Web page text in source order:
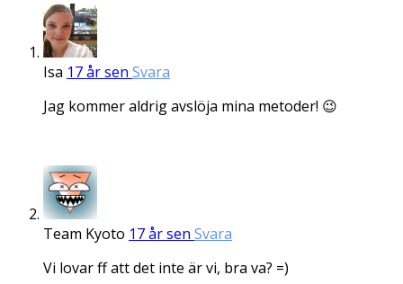
Isa 17 år sen Svara
Jag kommer aldrig avslöja mina metoder! 😉
Team Kyoto 17 år sen Svara
Vi lovar ff att det inte är vi, bra va? =)